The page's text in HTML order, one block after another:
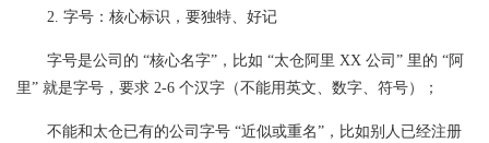
2. 字号：核心标识，要独特、好记
字号是公司的 “核心名字”，比如 “太仓阿里 XX 公司” 里的 “阿
里” 就是字号，要求 2-6 个汉字（不能用英文、数字、符号）；
不能和太仓已有的公司字号 “近似或重名”，比如别人已经注册